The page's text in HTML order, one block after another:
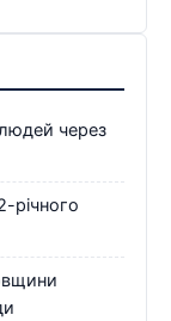
через
річного